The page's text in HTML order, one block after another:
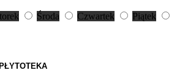
Środa Czwartek
Piątek